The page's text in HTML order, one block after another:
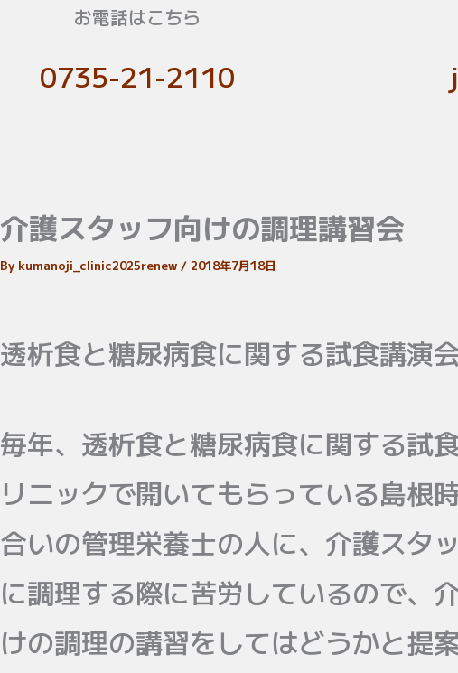
お電話はこちら
0735-21-2110
介護スタッフ向けの調理講習会
By kumanoji_clinic2025renew / 2018年7月18日
透析食と糖尿病食に関する試食講演
毎年、透析食と糖尿病食に関する試
リニックで開いてもらっている島根
合いの管理栄養士の人に、介護スタ
に調理する際に苦労しているので、
けの調理の講習をしてはどうかと提